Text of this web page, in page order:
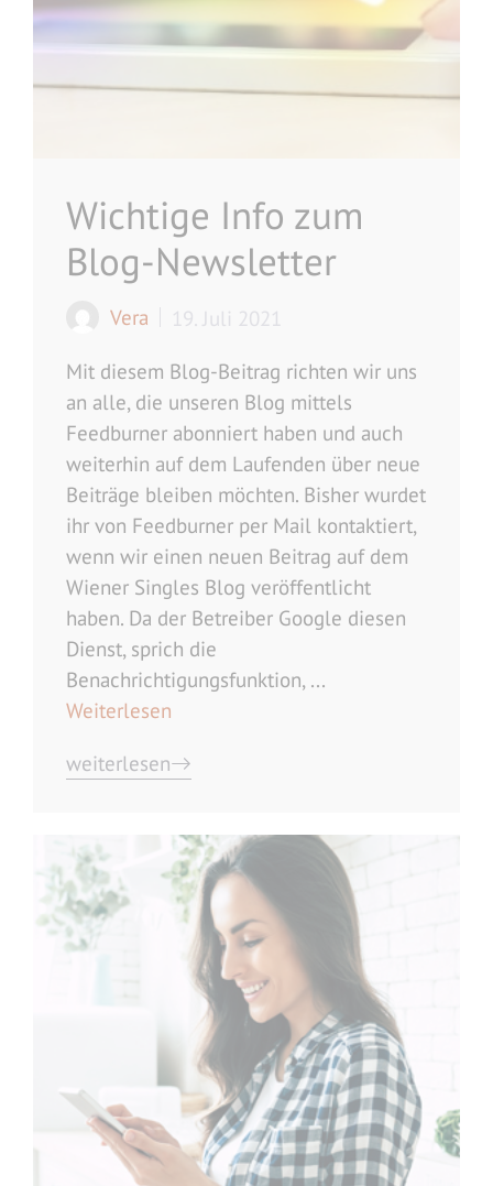
Wichtige Info zum
Blog-Newsletter
Vera
19. Juli 2021
Mit diesem Blog-Beitrag richten wir uns
an alle, die unseren Blog mittels
Feedburner abonniert haben und auch
weiterhin auf dem Laufenden über neue
Beiträge bleiben möchten. Bisher wurdet
ihr von Feedburner per Mail kontaktiert,
wenn wir einen neuen Beitrag auf dem
Wiener Singles Blog veröffentlicht
haben. Da der Betreiber Google diesen
Dienst, sprich die
Benachrichtigungsfunktion, ...
Weiterlesen
weiterlesen